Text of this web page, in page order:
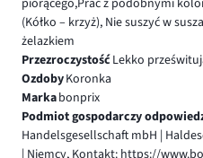
(Kółko – krzyż), Nie suszyć w
żelazkiem
PrzezroczystośćLekko
OzdobyKoronka
Markabonprix
Podmiot gospodarczy
Handelsgesellschaft mbH |
| Niemcy, Kontakt: https://